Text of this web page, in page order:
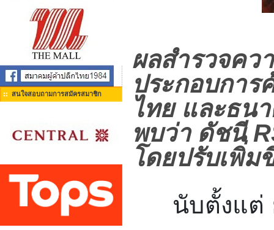
สนใจสอบถามการสมัครสมาชิก
ผลสำรวจคว
ประกอบการ
ไทย และธน
พบว่า ดัชนี
โดยปรับเพิ่ม
นับตั้งแต่